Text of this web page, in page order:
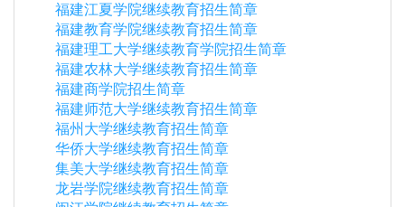
福建江夏学院继续教育招生简章
福建教育学院继续教育招生简章
福建理工大学继续教育学院招生简章
福建农林大学继续教育招生简章
福建商学院招生简章
福建师范大学继续教育招生简章
福州大学继续教育招生简章
华侨大学继续教育招生简章
集美大学继续教育招生简章
龙岩学院继续教育招生简章